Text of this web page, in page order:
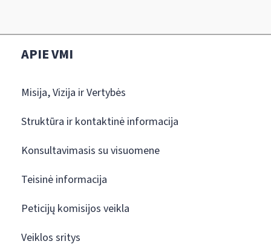
APIE VMI
Misija, Vizija ir Vertybės
Struktūra ir kontaktinė informacija
Konsultavimasis su visuomene
Teisinė informacija
Peticijų komisijos veikla
Veiklos sritys